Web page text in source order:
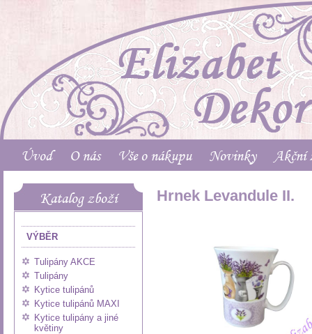
Úvod O nás Vše o nákupu Novinky Akční
Katalog zboží
VÝBĚR
Tulipány AKCE
Tulipány
Kytice tulipánů
Kytice tulipánů MAXI
Kytice tulipány a jiné
květiny
Hrnek Levandule II.